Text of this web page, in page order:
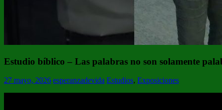
Estudio bíblico – Las palabras no son solamente
27 mayo, 2026 esperanzadevida Estudios, Exposiciones